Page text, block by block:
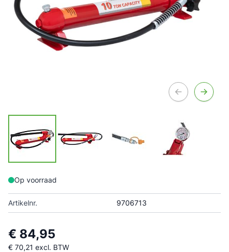
Op voorraad
Artikelnr. 9706713
€ 84,95
€ 70,21 excl. BTW